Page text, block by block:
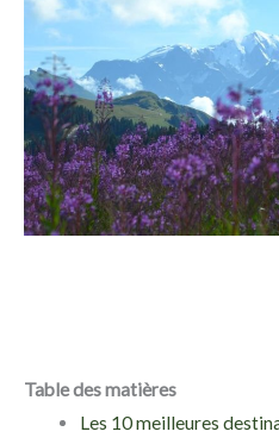
Table des matières
Les 10 meilleures